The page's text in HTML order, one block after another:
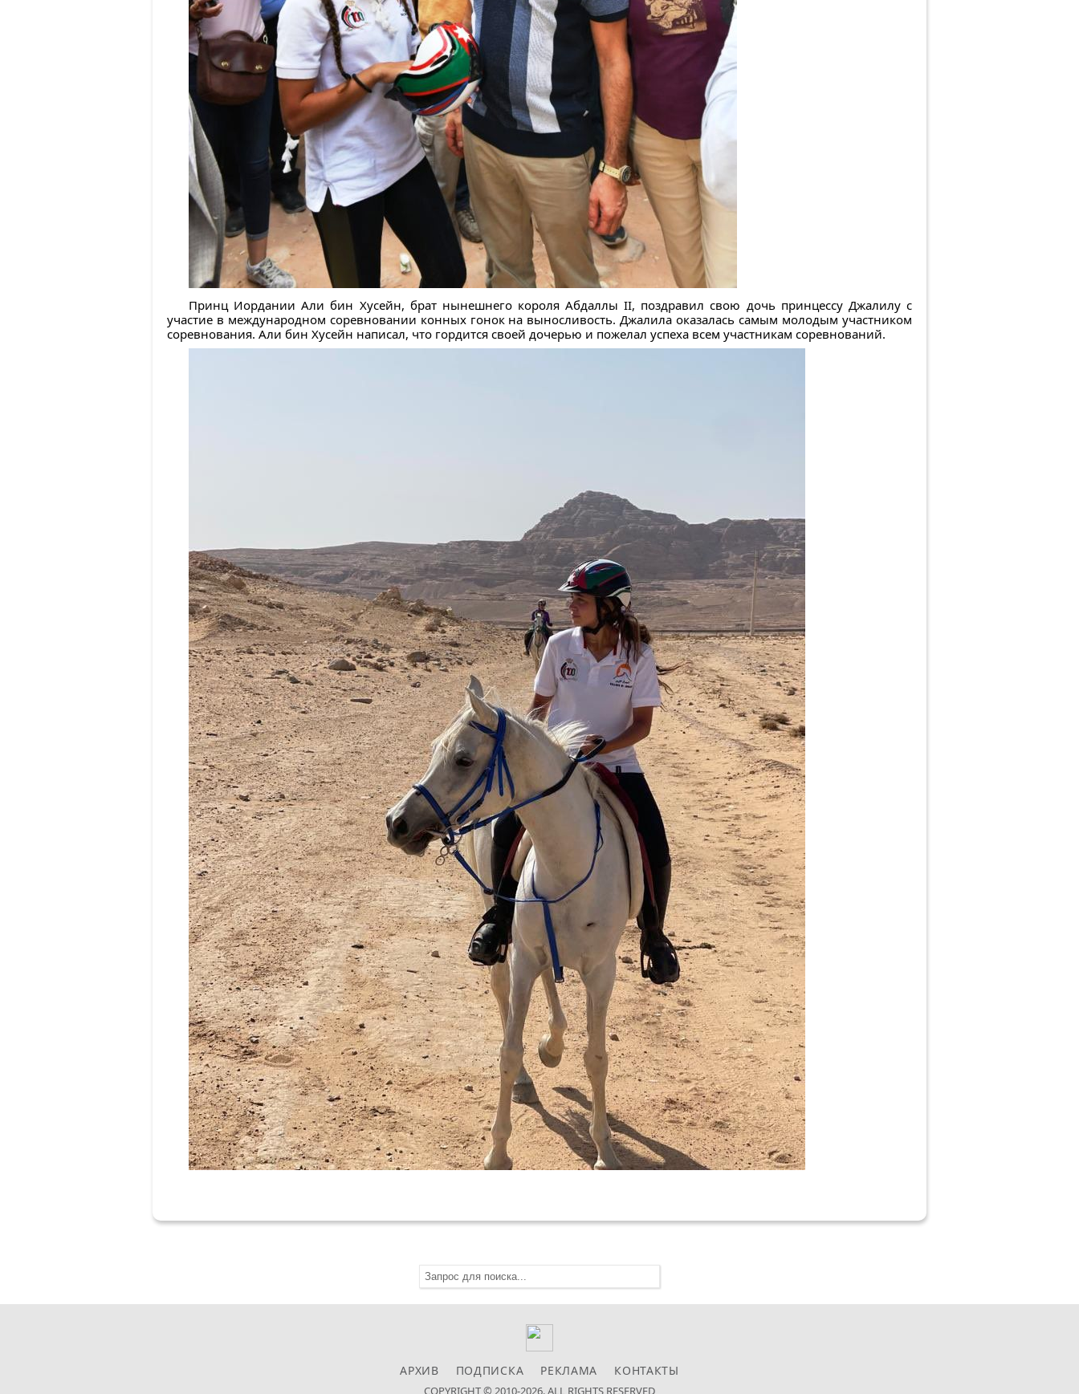
Принц Иордании Али бин Хусейн, брат нынешнего короля Абдаллы II, поздравил свою дочь принцессу Джалилу с
участие в международном соревновании конных гонок на выносливость. Джалила оказалась самым молодым участником
соревнования. Али бин Хусейн написал, что гордится своей дочерью и пожелал успеха всем участникам соревнований.
АРХИВ ПОДПИСКА РЕКЛАМА КОНТАКТЫ
COPYRIGHT © 2010-2026. ALL RIGHTS RESERVED